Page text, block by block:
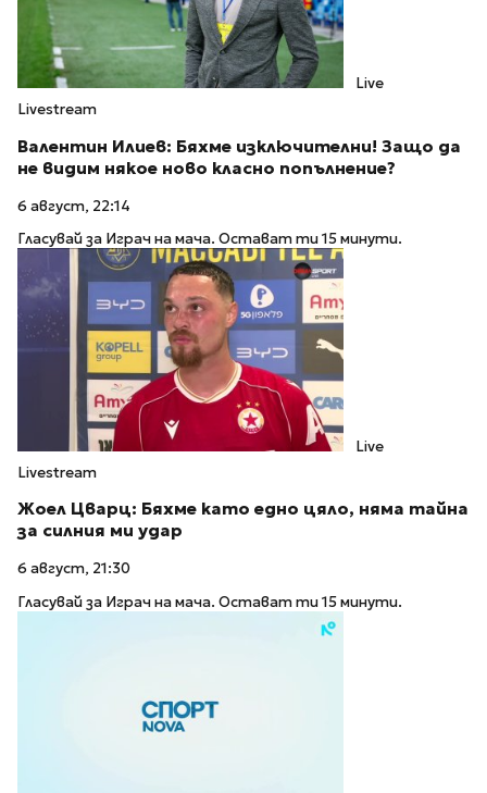
Live
Livestream
Валентин Илиев: Бяхме изключителни! Защо да
не видим някое ново класно попълнение?
6 август, 22:14
Гласувай за Играч на мача. Остават ти 15 минути.
Live
Livestream
Жоел Цварц: Бяхме като едно цяло, няма тайна
за силния ми удар
6 август, 21:30
Гласувай за Играч на мача. Остават ти 15 минути.